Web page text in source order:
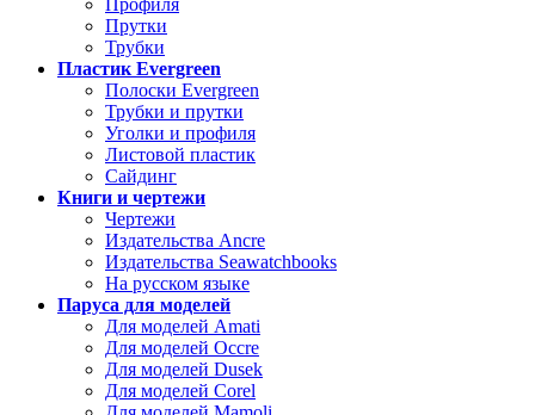
Профиля
Прутки
Трубки
Пластик Evergreen
Полоски Evergreen
Трубки и прутки
Уголки и профиля
Листовой пластик
Сайдинг
Книги и чертежи
Чертежи
Издательства Ancre
Издательства Seawatchbooks
На русском языке
Паруса для моделей
Для моделей Amati
Для моделей Occre
Для моделей Dusek
Для моделей Corel